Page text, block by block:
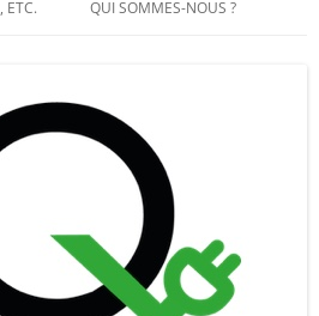
ETC.
SOLAIRE
QUI SOMMES-NOUS ?